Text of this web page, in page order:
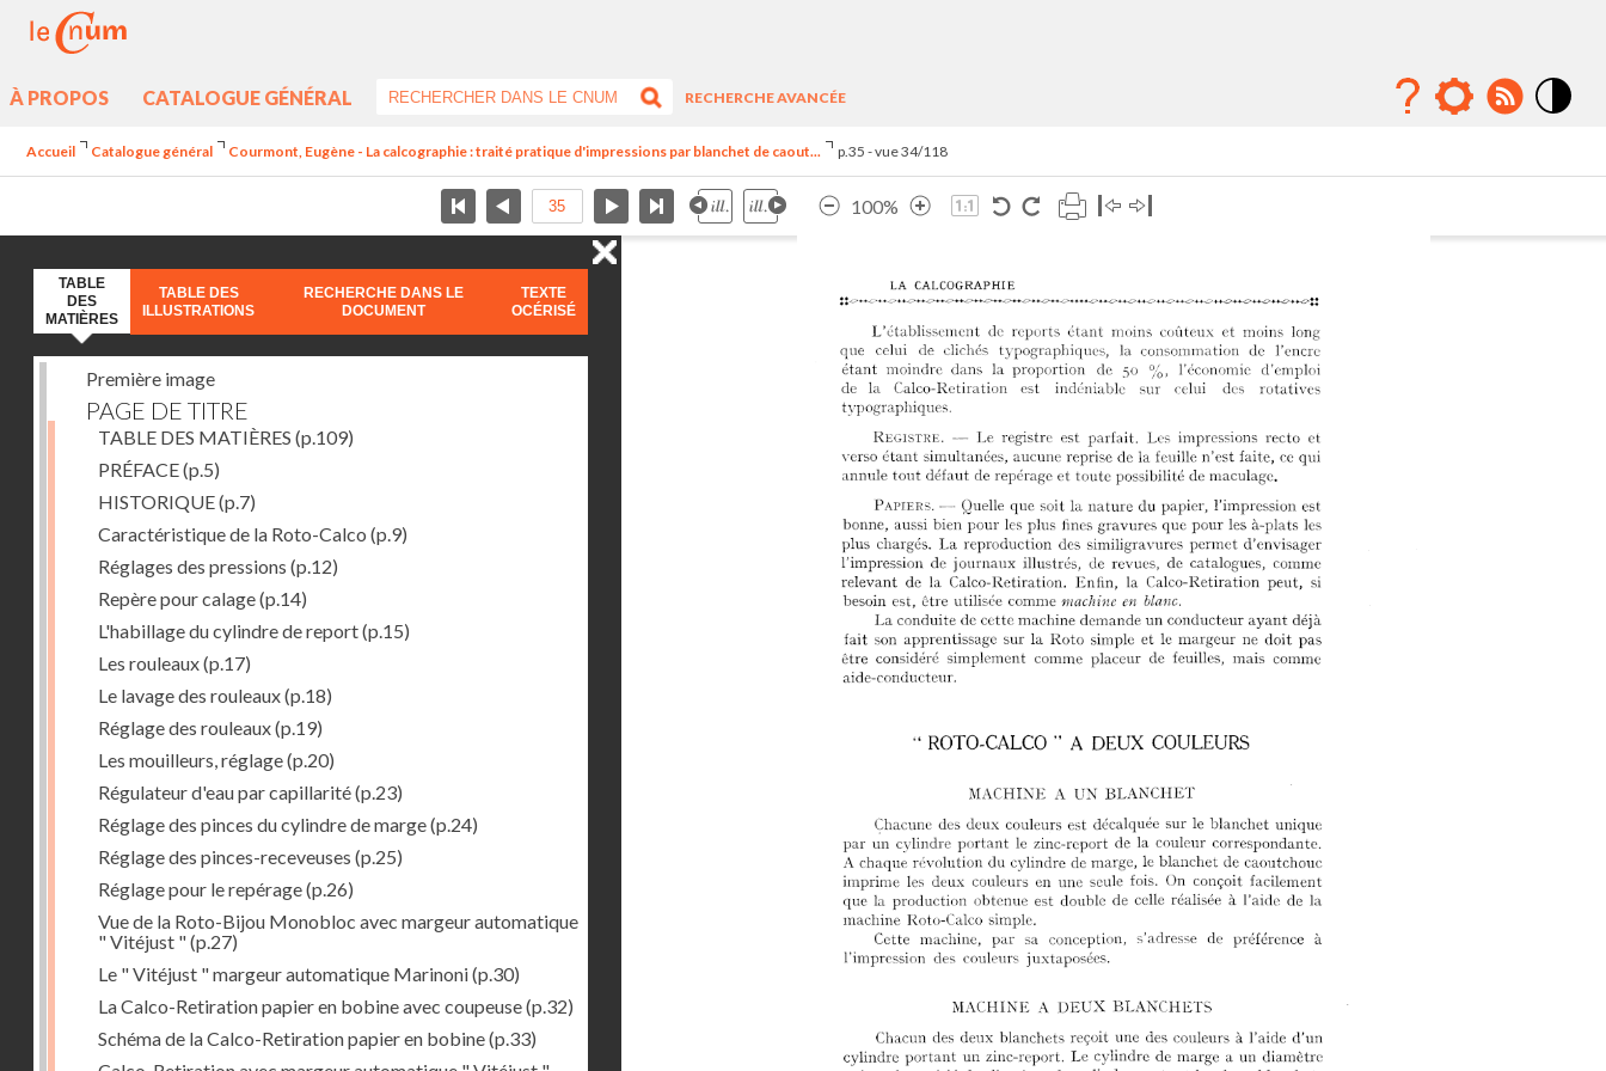
À PROPOS CATALOGUE GÉNÉRAL
RECHERCHE AVANCÉE
Accueil Catalogue général Courmont, Eugène - La calcographie : traité pratique d'impressions par blanchet de caout... p.35 - vue 34/118
100%
TABLE
DES
MATIÈRES
TABLE DES
ILLUSTRATIONS
RECHERCHE DANS LE
DOCUMENT
TEXTE
OCÉRISÉ
Première image
PAGE DE TITRE
TABLE DES MATIÈRES (p.109)
PRÉFACE(p.5)
HISTORIQUE(p.7)
Caractéristique de la Roto-Calco (p.9)
Réglages des pressions (p.12)
Repère pour calage(p.14)
L'habillage du cylindre de report(p.15)
Les rouleaux(p.17)
Le lavage des rouleaux(p.18)
Réglage des rouleaux(p.19)
Les mouilleurs, réglage(p.20)
Régulateur d'eau par capillarité(p.23)
Réglage des pinces du cylindre de marge(p.24)
Réglage des pinces-receveuses (p.25)
Réglage pour le repérage(p.26)
Vue de la Roto-Bijou Monobloc avec margeur automatique
" Vitéjust "(p.27)
Le " Vitéjust " margeur automatique Marinoni(p.30)
La Calco-Retiration papier en bobine avec coupeuse(p.32)
Schéma de la Calco-Retiration papier en bobine(p.33)